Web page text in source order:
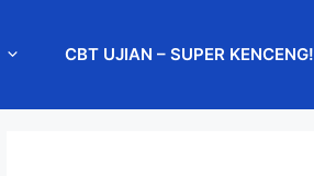
CBT UJIAN – SUPER KENCENG!